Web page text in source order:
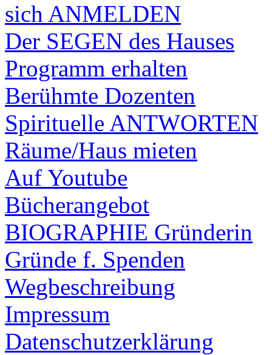
sich ANMELDEN
Der SEGEN des Hauses
Programm erhalten
Berühmte Dozenten
Spirituelle ANTWORTEN
Räume/Haus mieten
Auf Youtube
Bücherangebot
BIOGRAPHIE Gründerin
Gründe f. Spenden
Wegbeschreibung
Impressum
Datenschutzerklärung